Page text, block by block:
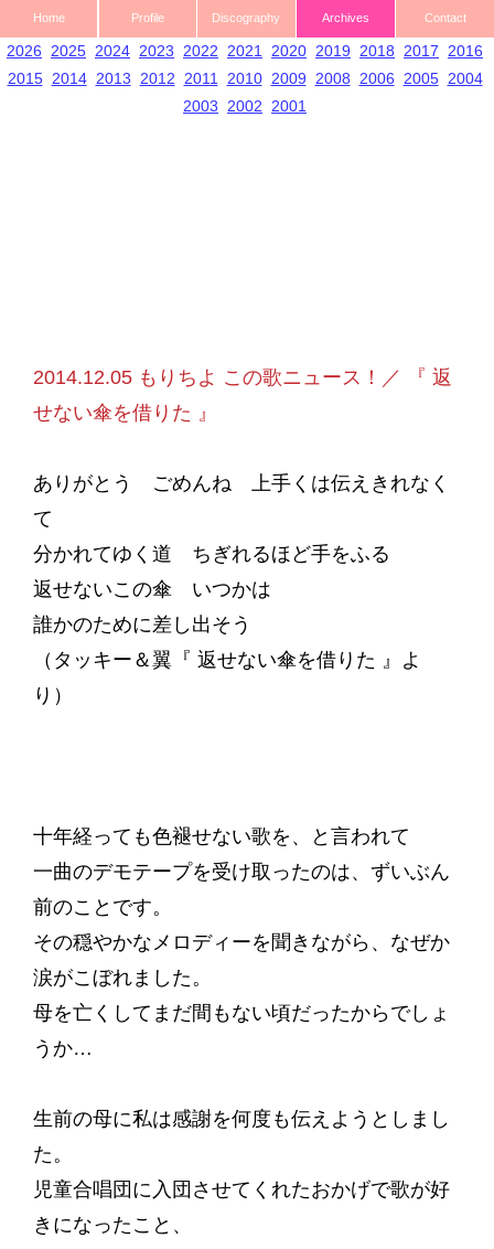
2026 2025 2024 2023 2022 2021 2020 2019 2018 2017
2016
2015 2014 2013 2012 2011 2010 2009 2008 2006 2005 2004
2003
2002 2001
Home Profile Discography Archives Contact
2014.12.05 もりちよ この歌ニュース！／ 『 返
せない傘を借りた 』
ありがとう ごめんね 上手くは伝えきれなく
て
分かれてゆく道 ちぎれるほど手をふる
返せないこの傘 いつかは
誰かのために差し出そう
（タッキー＆翼『 返せない傘を借りた 』よ
り）
十年経っても色褪せない歌を、と言われて
一曲のデモテープを受け取ったのは、ずいぶん
前のことです。
その穏やかなメロディーを聞きながら、なぜか
涙がこぼれました。
母を亡くしてまだ間もない頃だったからでしょ
うか…
生前の母に私は感謝を何度も伝えようとしまし
た。
児童合唱団に入団させてくれたおかげで歌が好
きになったこと、